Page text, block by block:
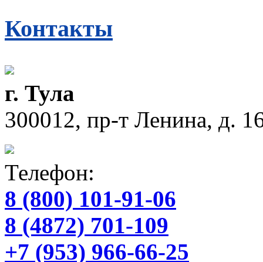
Контакты
г. Тула
300012, пр-т Ленина, д.
Телефон:
8 (800) 101-91-06
8 (4872) 701-109
+7 (953) 966-66-25